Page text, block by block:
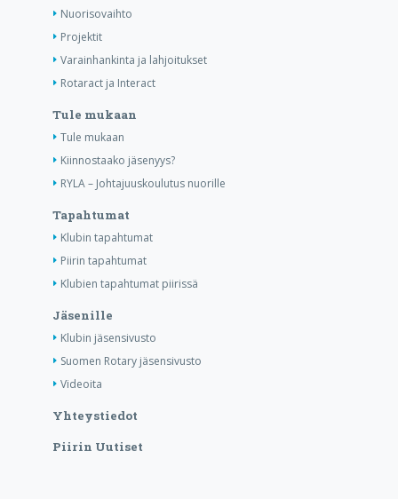
Nuorisovaihto
Projektit
Varainhankinta ja lahjoitukset
Rotaract ja Interact
Tule mukaan
Tule mukaan
Kiinnostaako jäsenyys?
RYLA – Johtajuuskoulutus nuorille
Tapahtumat
Klubin tapahtumat
Piirin tapahtumat
Klubien tapahtumat piirissä
Jäsenille
Klubin jäsensivusto
Suomen Rotary jäsensivusto
Videoita
Yhteystiedot
Piirin Uutiset